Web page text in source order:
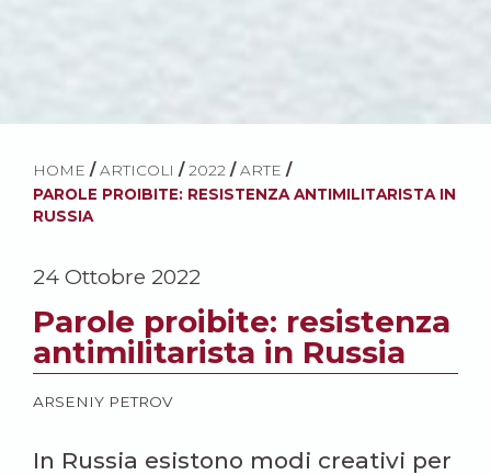
HOME / ARTICOLI / 2022 / ARTE /
PAROLE PROIBITE: RESISTENZA ANTIMILITARISTA IN
RUSSIA
24 Ottobre 2022
Parole proibite: resistenza
antimilitarista in Russia
ARSENIY PETROV
In Russia esistono modi creativi per